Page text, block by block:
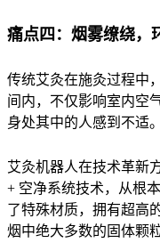
痛点四：烟雾缭绕，
传统艾灸在施灸过程中
间内，不仅影响室内空
身处其中的人感到不适。
艾灸机器人在技术革新
+ 空净系统技术，从根
了特殊材质，拥有超高
烟中绝大多数的固体颗